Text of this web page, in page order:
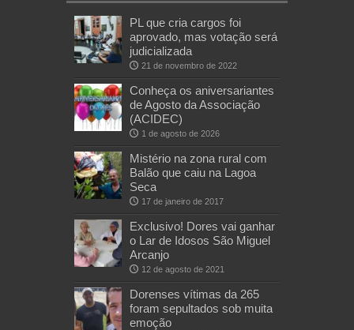
PL que cria cargos foi
aprovado, mas votação será
judicializada
21 de novembro de 2022
Conheça os aniversariantes
de Agosto da Associação
(ACIDEC)
1 de agosto de 2026
Mistério na zona rural com
Balão que caiu na Lagoa
Seca
17 de janeiro de 2017
Exclusivo! Dores vai ganhar
o Lar de Idosos São Miguel
Arcanjo
12 de agosto de 2021
Dorenses vítimas da 265
foram sepultados sob muita
emoção